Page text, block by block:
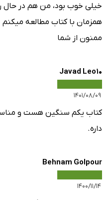
خیلی خوب بود، من هم در حال
همزمان با کتاب مطالعه میکنم
ممنون از شما
Javad Leo10
۱۴۰۱/۰۸/۰۹
کتاب یکم سنگین هست و مناسب
داره.
Behnam Golpour
۱۴۰۰/۱۱/۱۴